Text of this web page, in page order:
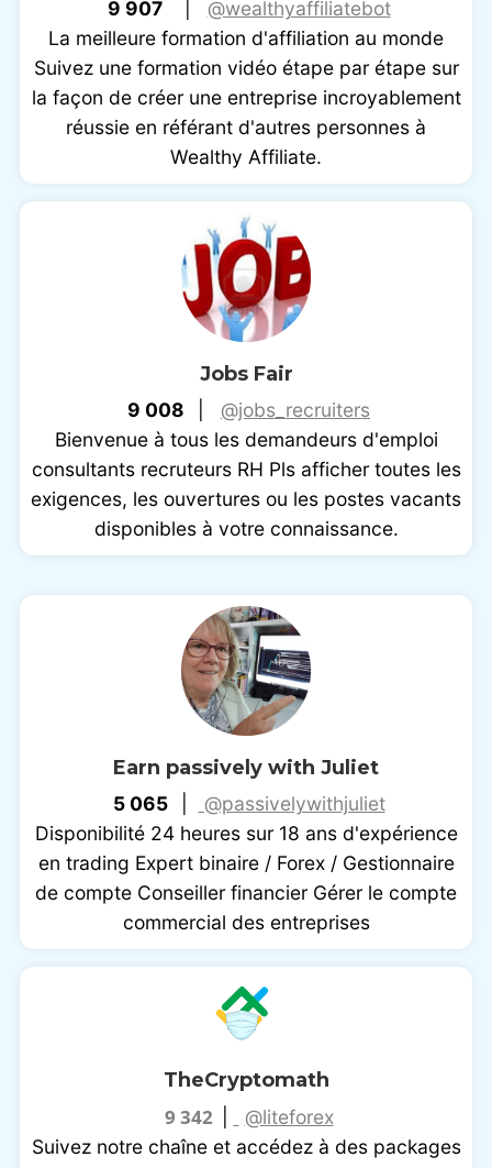
9 907| @wealthyaffiliatebot
La meilleure formation d'affiliation au monde
Suivez une formation vidéo étape par étape sur
la façon de créer une entreprise incroyablement
réussie en référant d'autres personnes à
Wealthy Affiliate.
Jobs Fair
9 008
@jobs_recruiters
Bienvenue à tous les demandeurs d'emploi
consultants recruteurs RH Pls afficher toutes les
exigences, les ouvertures ou les postes vacants
disponibles à votre connaissance.
Earn passively with Juliet
5 065
@passivelywithjuliet
Disponibilité 24 heures sur 18 ans d'expérience
en trading Expert binaire / Forex / Gestionnaire
de compte Conseiller financier Gérer le compte
commercial des entreprises
TheCryptomath
9 342
@liteforex
Suivez notre chaîne et accédez à des packages